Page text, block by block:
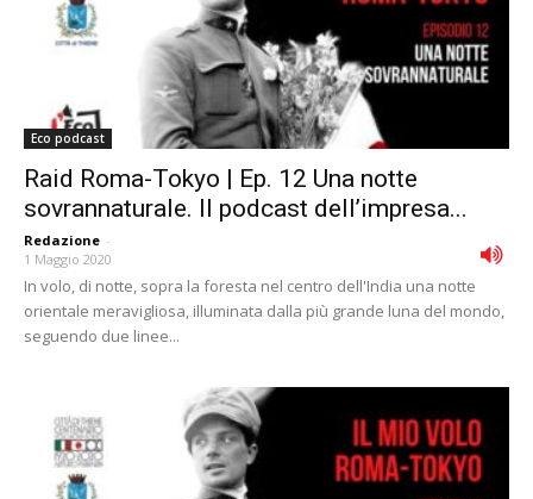
Eco podcast
Raid Roma-Tokyo | Ep. 12 Una notte
sovrannaturale. Il podcast dell’impresa...
Redazione -
1 Maggio 2020
In volo, di notte, sopra la foresta nel centro dell'India una notte
orientale meravigliosa, illuminata dalla più grande luna del mondo,
seguendo due linee...